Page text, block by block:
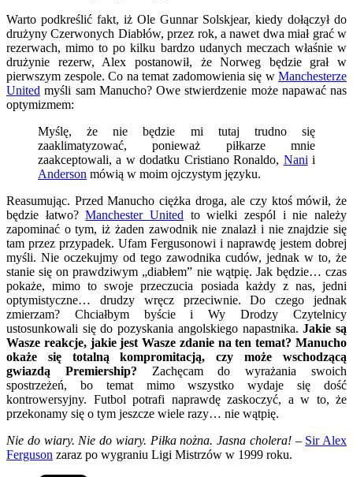
Warto podkreślić fakt, iż Ole Gunnar Solskjear, kiedy dołączył do
drużyny Czerwonych Diabłów, przez rok, a nawet dwa miał grać w
rezerwach, mimo to po kilku bardzo udanych meczach właśnie w
drużynie rezerw, Alex postanowił, że Norweg będzie grał w
pierwszym zespole. Co na temat zadomowienia się w Manchesterze
United myśli sam Manucho? Owe stwierdzenie może napawać nas
optymizmem:
Myślę, że nie będzie mi tutaj trudno się
zaaklimatyzować, ponieważ piłkarze mnie
zaakceptowali, a w dodatku Cristiano Ronaldo, Nani i
Anderson mówią w moim ojczystym języku.
Reasumując. Przed Manucho ciężka droga, ale czy ktoś mówił, że
będzie łatwo?Manchester United to wielki zespól i nie należy
zapominać o tym, iż żaden zawodnik nie znalazł i nie znajdzie się
tam przez przypadek. Ufam Fergusonowi i naprawdę jestem dobrej
myśli. Nie oczekujmy od tego zawodnika cudów, jednak w to, że
stanie się on prawdziwym „diabłem” nie wątpię. Jak będzie… czas
pokaże, mimo to swoje przeczucia posiada każdy z nas, jedni
optymistyczne… drudzy wręcz przeciwnie. Do czego jednak
zmierzam? Chciałbym byście i Wy Drodzy Czytelnicy
ustosunkowali się do pozyskania angolskiego napastnika.Jakie są
Wasze reakcje, jakie jest Wasze zdanie na ten temat? Manucho
okaże się totalną kompromitacją, czy może wschodzącą
gwiazdą Premiership? Zachęcam do wyrażania swoich
spostrzeżeń, bo temat mimo wszystko wydaje się dość
kontrowersyjny. Futbol potrafi naprawdę zaskoczyć, a w to, że
przekonamy się o tym jeszcze wiele razy… nie wątpię.
Nie do wiary. Nie do wiary. Piłka nożna. Jasna cholera!– Sir Alex
Ferguson zaraz po wygraniu Ligi Mistrzów w 1999 roku.